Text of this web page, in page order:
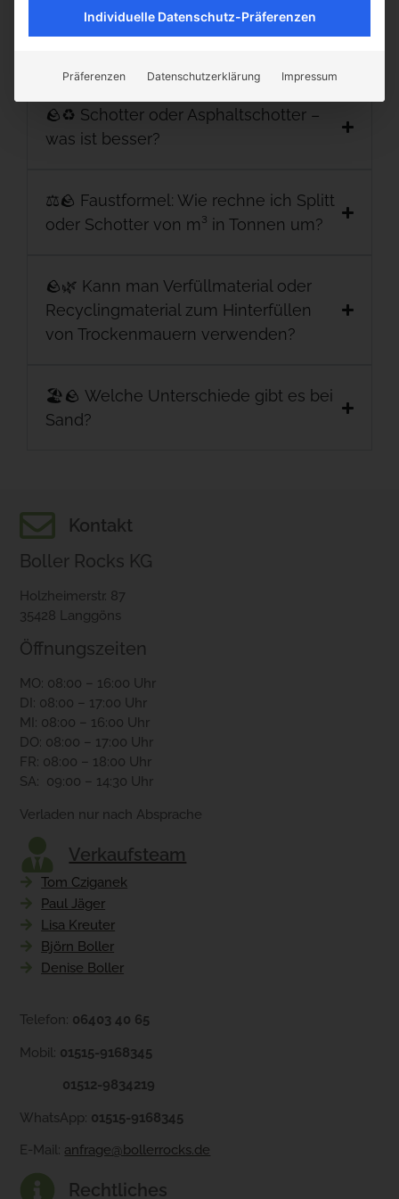
🪨♻️ Schotter oder Asphaltschotter –
was ist besser?
⚖️🪨 Faustformel: Wie rechne ich Splitt
oder Schotter von m³ in Tonnen um?
🪨🌿 Kann man Verfüllmaterial oder
Recyclingmaterial zum Hinterfüllen
von Trockenmauern verwenden?
🏖️🪨 Welche Unterschiede gibt es bei
Sand?
Kontakt
Boller Rocks KG
Holzheimerstr. 87
35428 Langgöns
Öffnungszeiten
MO: 08:00 – 16:00 Uhr
DI: 08:00 – 17:00 Uhr
MI: 08:00 – 16:00 Uhr
DO: 08:00 – 17:00 Uhr
FR: 08:00 – 18:00 Uhr
SA: 09:00 – 14:30 Uhr
Verladen nur nach Absprache
Verkaufsteam
Tom Cziganek
Paul Jäger
Lisa Kreuter
Björn Boller
Denise Boller
Telefon: 06403 40 65
Mobil: 01515-9168345
01512-9834219
WhatsApp: 01515-9168345
E-Mail: anfrage@bollerrocks.de
Rechtliches
Individuelle Datenschutz-Präferenzen
Präferenzen Datenschutzerklärung Impressum